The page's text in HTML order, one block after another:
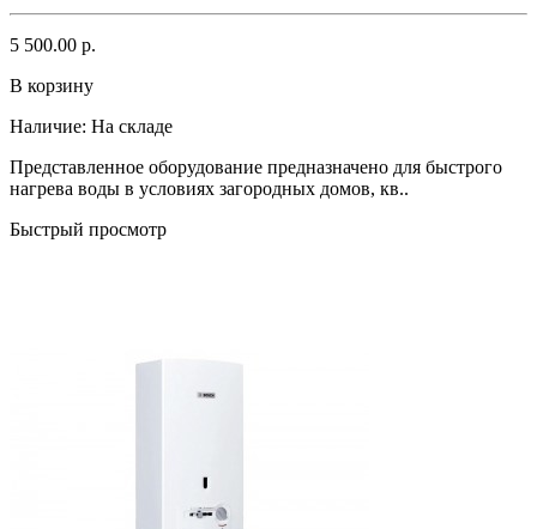
5 500.00 р.
В корзину
Наличие: На складе
Представленное оборудование предназначено для быстрого
нагрева воды в условиях загородных домов, кв..
Быстрый просмотр